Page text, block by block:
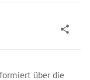
über die